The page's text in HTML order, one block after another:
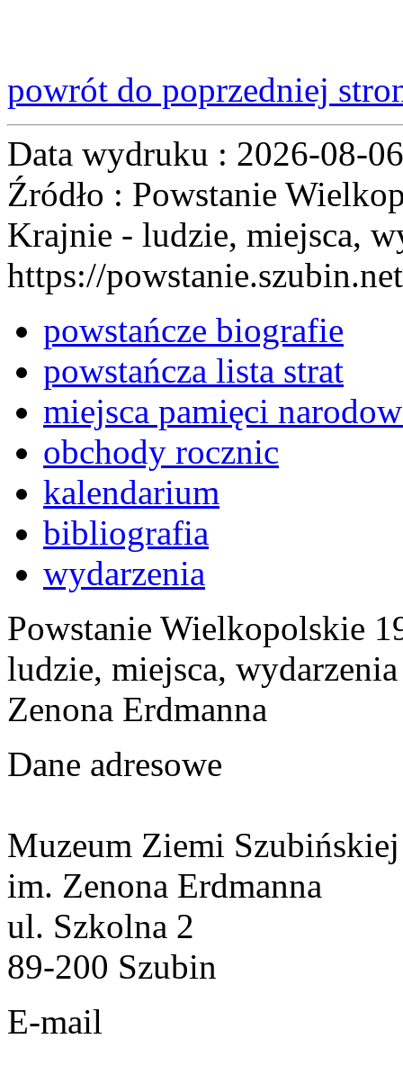
powrót do poprzedniej
Data wydruku : 2026-08-06
Źródło : Powstanie
Krajnie - ludzie, miejsca,
https://powstanie.szubin.net
powstańcze biografie
powstańcza lista strat
miejsca pamięci
obchody rocznic
kalendarium
bibliografia
wydarzenia
Powstanie Wielkopolskie
ludzie, miejsca,
Zenona Erdmanna
Dane adresowe
Muzeum Ziemi Szubińskiej
im. Zenona Erdmanna
ul. Szkolna 2
89-200 Szubin
E-mail